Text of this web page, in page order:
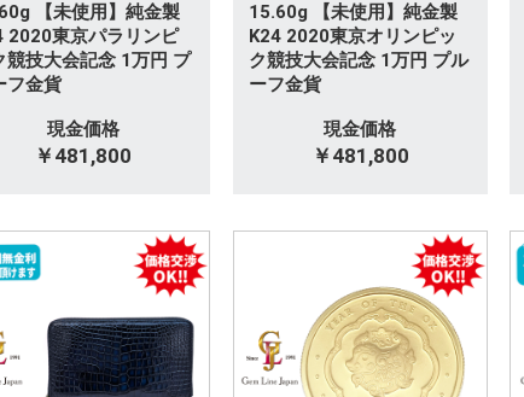
【未使用】純金製
2020東京パラリンピ
競技大会記念 1万円 プ
フ金貨
現金価格
￥481,800
15.60g 【未使用】純金製
K24 2020東京オリンピッ
ク競技大会記念 1万円 プル
ーフ金貨
現金価格
￥481,800